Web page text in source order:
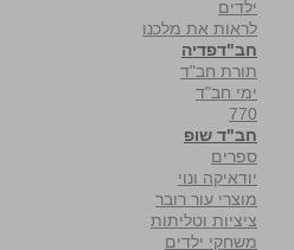
ילדים
לראות את מלכנו
חב"דפדיה
תורת חב"ד
ימי חב"ד
770
חב"ד שופ
ספרים
יודאיקה ונוי
מוצרי עור רובר
ציציות וטליתות
משחקי ילדים